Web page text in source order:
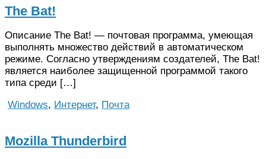
The Bat!
Описание The Bat! — почтовая программа, умеющая
выполнять множество действий в автоматическом
режиме. Согласно утверждениям создателей, The Bat!
является наиболее защищенной программой такого
типа среди […]
Windows, Интернет, Почта
Mozilla Thunderbird